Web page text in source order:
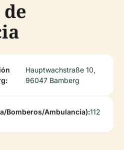
Hauptwachstraße 10,
96047 Bamberg
Bomberos/Ambulancia):112